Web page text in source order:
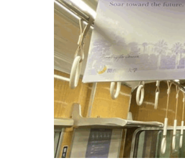
（ポプラ）進む高
スキルで老後を守